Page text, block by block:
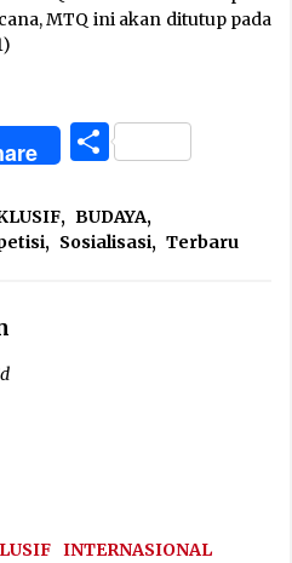
MTQ ini akan ditutup pada
Share
, BUDAYA,
, Sosialisasi, Terbaru
INTERNASIONAL